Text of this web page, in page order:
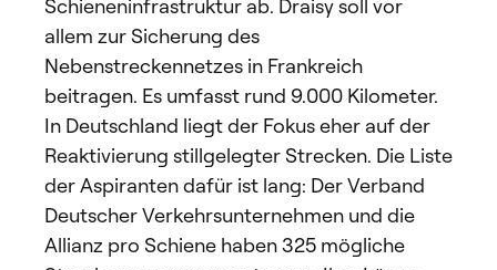
Schieneninfrastruktur ab. Draisy soll vor
allem zur Sicherung des
Nebenstreckennetzes in Frankreich
beitragen. Es umfasst rund 9.000 Kilometer.
In Deutschland liegt der Fokus eher auf der
Reaktivierung stillgelegter Strecken. Die Liste
der Aspiranten dafür ist lang: Der Verband
Deutscher Verkehrsunternehmen und die
Allianz pro Schiene haben 325 mögliche